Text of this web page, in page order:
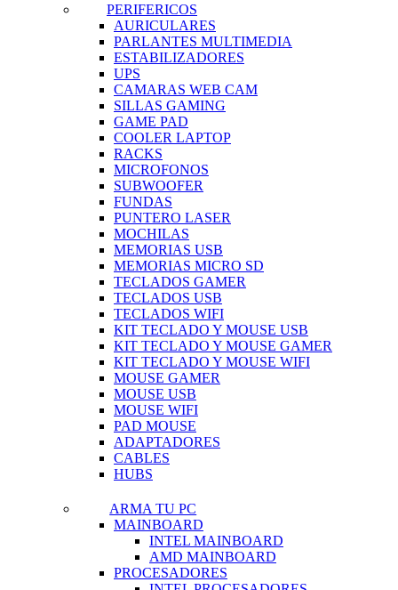
PERIFERICOS
AURICULARES
PARLANTES MULTIMEDIA
ESTABILIZADORES
UPS
CAMARAS WEB CAM
SILLAS GAMING
GAME PAD
COOLER LAPTOP
RACKS
MICROFONOS
SUBWOOFER
FUNDAS
PUNTERO LASER
MOCHILAS
MEMORIAS USB
MEMORIAS MICRO SD
TECLADOS GAMER
TECLADOS USB
TECLADOS WIFI
KIT TECLADO Y MOUSE USB
KIT TECLADO Y MOUSE GAMER
KIT TECLADO Y MOUSE WIFI
MOUSE GAMER
MOUSE USB
MOUSE WIFI
PAD MOUSE
ADAPTADORES
CABLES
HUBS
ARMA TU PC
MAINBOARD
INTEL MAINBOARD
AMD MAINBOARD
PROCESADORES